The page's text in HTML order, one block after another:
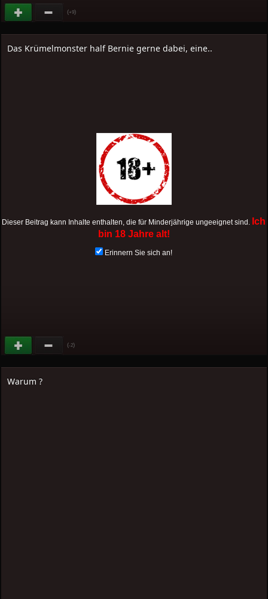
(+9)
Das Krümelmonster half Bernie gerne dabei, eine..
Dieser Beitrag kann Inhalte enthalten, die für Minderjährige ungeeignet sind. Ich
bin 18 Jahre alt!
Erinnern Sie sich an!
(-2)
Warum ?